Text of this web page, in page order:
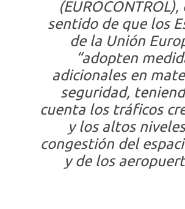
(EUROCONTROL),
sentido de que los
de la Unión
“adopten
adicionales en
seguridad,
cuenta los tráficos
y los altos
congestión del
y de los